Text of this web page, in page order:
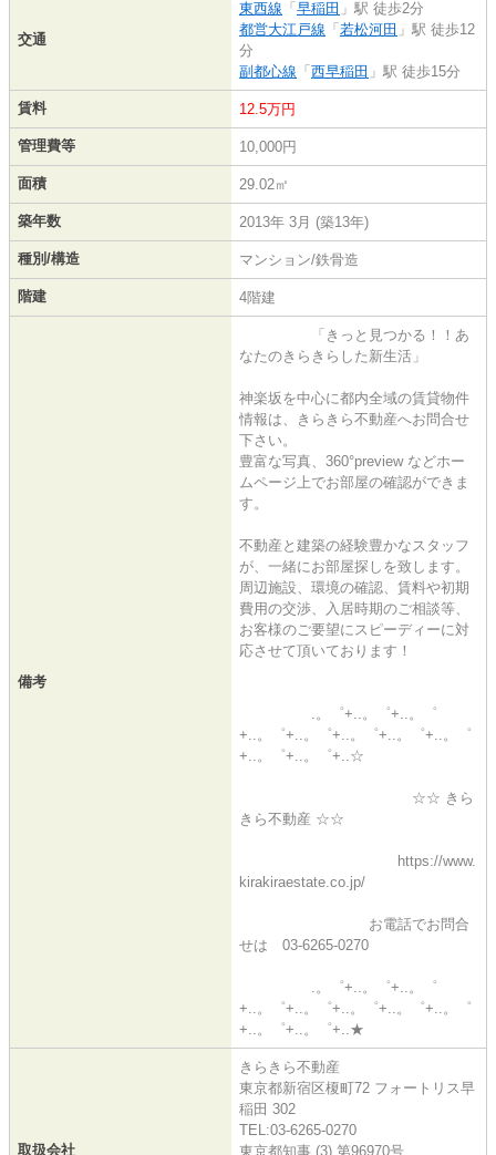
交通
東西線 「 早稲田 」駅 徒歩2分
都営大江戸線 「 若松河田 」駅 徒歩12
分
副都心線 「 西早稲田 」駅 徒歩15分
賃料 12.5万円
管理費等 10,000円
面積 29.02㎡
築年数 2013年 3月 (築13年)
種別/構造 マンション/鉄骨造
階建 4階建
備考
「きっと見つかる！！あ
なたのきらきらした新生活」
神楽坂を中心に都内全域の賃貸物件
情報は、きらきら不動産へお問合せ
下さい。
豊富な写真、360°preview などホー
ムページ上でお部屋の確認ができま
す。
不動産と建築の経験豊かなスタッフ
が、一緒にお部屋探しを致します。
周辺施設、環境の確認、賃料や初期
費用の交渉、入居時期のご相談等、
お客様のご要望にスピーディーに対
応させて頂いております！
.。゜+..。゜+..。゜
+..。゜+..。゜+..。゜+..。゜+..。゜
+..。゜+..。゜+..☆
☆☆ きら
きら不動産 ☆☆
https://www.
kirakiraestate.co.jp/
お電話でお問合
せは 03-6265-0270
.。゜+..。゜+..。゜
+..。゜+..。゜+..。゜+..。゜+..。゜
+..。゜+..。゜+..★
取扱会社
きらきら不動産
東京都新宿区榎町72 フォートリス早
稲田 302
TEL:03-6265-0270
東京都知事 (3) 第96970号